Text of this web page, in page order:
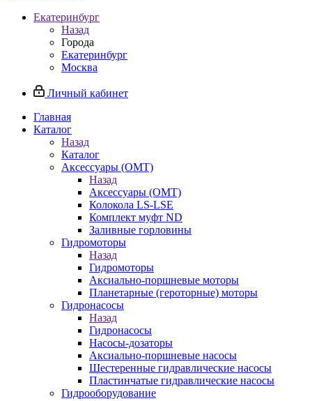
Екатеринбург
Назад
Города
Екатеринбург
Москва
Личный кабинет
Главная
Каталог
Назад
Каталог
Аксессуары (OMT)
Назад
Аксессуары (OMT)
Колокола LS-LSE
Комплект муфт ND
Заливные горловины
Гидромоторы
Назад
Гидромоторы
Аксиально-поршневые моторы
Планетарные (героторные) моторы
Гидронасосы
Назад
Гидронасосы
Насосы-дозаторы
Аксиально-поршневые насосы
Шестеренные гидравлические насосы
Пластинчатые гидравлические насосы
Гидрооборудование